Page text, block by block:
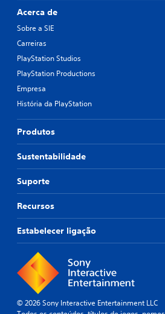
Acerca de
Sobre a SIE
Carreiras
PlayStation Studios
PlayStation Productions
Empresa
História da PlayStation
Produtos
Sustentabilidade
Suporte
Recursos
Estabelecer ligação
© 2026 Sony Interactive Entertainment LLC